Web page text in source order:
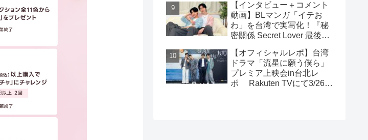
ー・モンシュエン（初孟
軒） インタビュー！サイン
入りチェキ読プレも
【インタビュー＋コメント
動画】BLマンガ「イテお
わ」を台湾で実写化！『秘
密關係 Secret Lover 最後の
豪）＆Chance（成晞）イン
タビュー 12月26日(金)よ
りシネマート新宿ほか全国
公開！
【オフィシャルレポ】台湾
ドラマ「流星に願う僕ら」
プレミア上映会in台北レ
ポ Rakuten TVにて3/26～